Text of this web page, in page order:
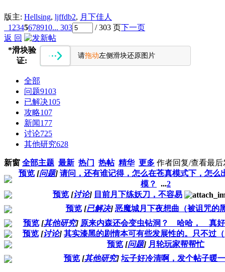
版主: Hellsing, ljffdb2, 月下佳人
1 2345678910... 303 / 303 页下一页
返 回
*滑块验
证:
请拖动左侧滑块还原图片
全部
问题9103
已解决105
攻略107
新闻177
讨论725
其他研究628
新窗 全部主题 最新 热门 热帖 精华 更多 作者回复/查看最后
预览 [问题] 请问，还有谁记得，怎么在苍真模式下，怎么
模？
...2
预览 [讨论] 目前月下练妖刀，不容易
预览 [已解决] 恶魔城月下夜想曲（被诅咒的
预览 [其他研究] 原来内森还会变虫钻洞？ 哈哈， 真
预览 [讨论] 其实漆黑的剧情本可有些发展性的。只不过
预览 [问题] 月轮玩家帮帮忙
预览 [其他研究] 坛子好冷清啊，发个帖子暖